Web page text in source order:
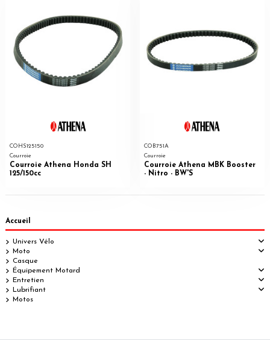
COHS125150
Courroie
Courroie Athena Honda SH
125/150cc
COB751A
Courroie
Courroie Athena MBK Booster
- Nitro - BW'S
Accueil
Univers Vélo
Moto
Casque
Équipement Motard
Entretien
Lubrifiant
Motos